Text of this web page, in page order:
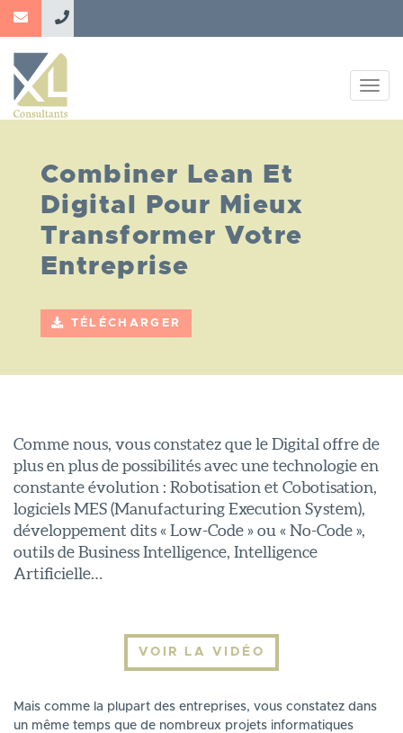
Aller
principal
Combiner Lean Et
Digital Pour Mieux
Transformer Votre
Entreprise
TÉLÉCHARGER
Comme nous, vous constatez que le Digital offre de
plus en plus de possibilités avec une technologie en
constante évolution : Robotisation et Cobotisation,
logiciels MES (Manufacturing Execution System),
développement dits « Low-Code » ou « No-Code »,
outils de Business Intelligence, Intelligence
Artificielle…
VOIR LA VIDÉO
Mais comme la plupart des entreprises, vous constatez dans
un même temps que de nombreux projets informatiques